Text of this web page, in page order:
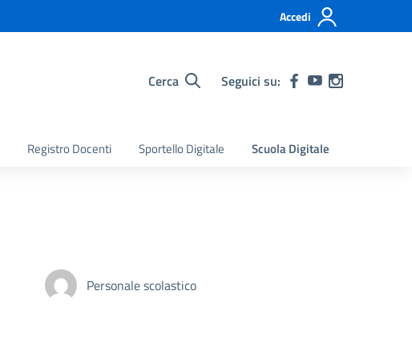
Accedi
Cerca Seguici su:
Registro Docenti Sportello Digitale Scuola Digitale
Personale scolastico